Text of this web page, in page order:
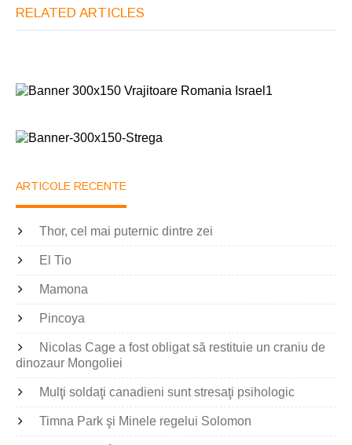
RELATED ARTICLES
ARTICOLE RECENTE
Thor, cel mai puternic dintre zei
El Tio
Mamona
Pincoya
Nicolas Cage a fost obligat să restituie un craniu de
dinozaur Mongoliei
Mulţi soldaţi canadieni sunt stresaţi psihologic
Timna Park şi Minele regelui Solomon